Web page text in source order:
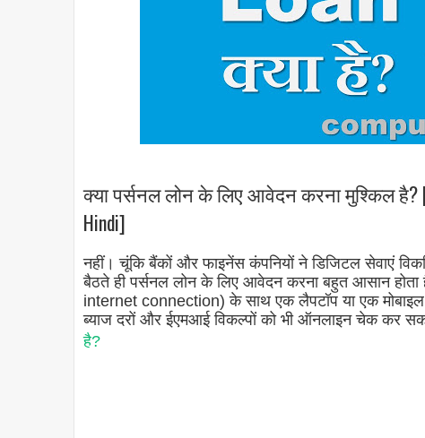
क्या पर्सनल लोन के लिए आवेदन करना मुश्किल है?
Hindi]
नहीं। चूंकि बैंकों और फाइनेंस कंपनियों ने डिजिटल सेवाएं
बैठते ही पर्सनल लोन के लिए आवेदन करना बहुत आसान
internet connection) के साथ एक लैपटॉप या एक
ब्याज दरों और ईएमआई विकल्पों को भी ऑनलाइन चेक कर
है?